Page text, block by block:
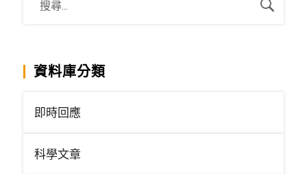
資料庫分類
即時回應
科學文章